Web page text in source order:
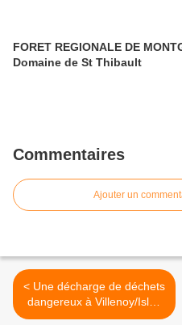
FORET REGIONALE DE
Domaine de St Thibault
Commentaires
Ajouter un
< Une décharge de déchets
dangereux à Villenoy/Isles
les Villenoy où une plage au